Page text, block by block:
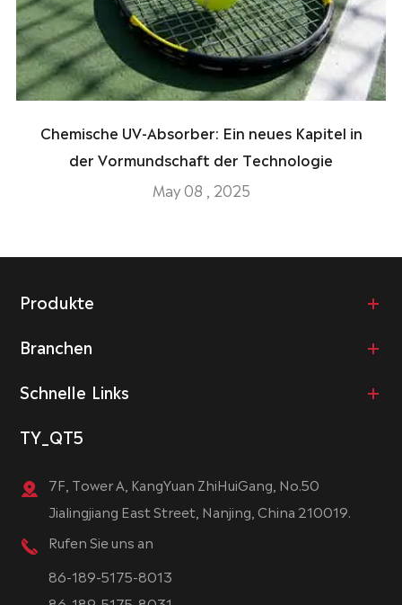
Chemische UV-Absorber: Ein neues Kapitel in
der Vormundschaft der Technologie
May 08 , 2025
Produkte
Branchen
Schnelle Links
TY_QT5
7F, Tower A, KangYuan ZhiHuiGang, No.50
Jialingjiang East Street, Nanjing, China 210019.
Rufen Sie uns an
86-189-5175-8013